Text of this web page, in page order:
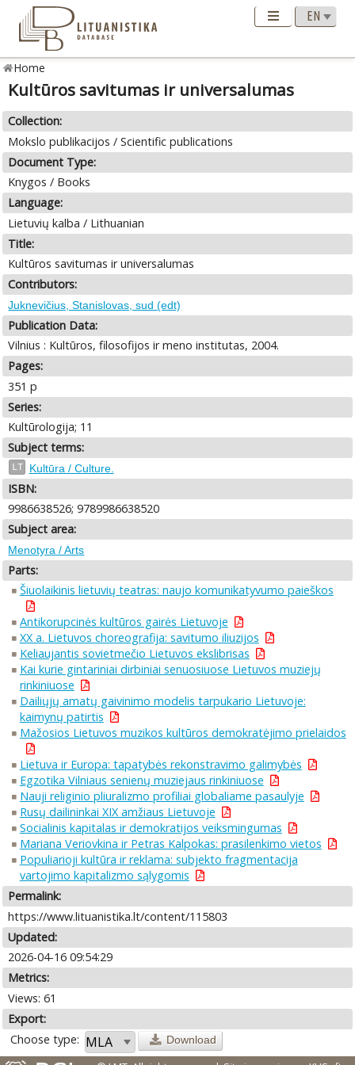
Home
Kultūros savitumas ir universalumas
Collection:
Mokslo publikacijos / Scientific publications
Document Type:
Knygos / Books
Language:
Lietuvių kalba / Lithuanian
Title:
Kultūros savitumas ir universalumas
Contributors:
Juknevičius, Stanislovas, sud (edt)
Publication Data:
Vilnius : Kultūros, filosofijos ir meno institutas, 2004.
Pages:
351 p
Series:
Kultūrologija; 11
Subject terms:
LT Kultūra / Culture.
ISBN:
9986638526; 9789986638520
Subject area:
Menotyra / Arts
Parts:
Šiuolaikinis lietuvių teatras: naujo komunikatyvumo paieškos
Antikorupcinės kultūros gairės Lietuvoje
XX a. Lietuvos choreografija: savitumo iliuzijos
Keliaujantis sovietmečio Lietuvos ekslibrisas
Kai kurie gintariniai dirbiniai senuosiuose Lietuvos muziejų
rinkiniuose
Dailiųjų amatų gaivinimo modelis tarpukario Lietuvoje:
kaimynų patirtis
Mažosios Lietuvos muzikos kultūros demokratėjimo prielaidos
Lietuva ir Europa: tapatybės rekonstravimo galimybės
Egzotika Vilniaus senienų muziejaus rinkiniuose
Nauji religinio pliuralizmo profiliai globaliame pasaulyje
Rusų dailininkai XIX amžiaus Lietuvoje
Socialinis kapitalas ir demokratijos veiksmingumas
Mariana Veriovkina ir Petras Kalpokas: prasilenkimo vietos
Populiarioji kultūra ir reklama: subjekto fragmentacija
vartojimo kapitalizmo sąlygomis
Permalink:
https://www.lituanistika.lt/content/115803
Updated:
2026-04-16 09:54:29
Metrics:
Views: 61
Export:
Choose type:
Download